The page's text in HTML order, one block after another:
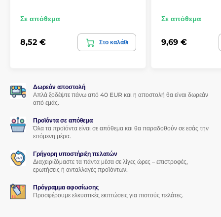
Σε απόθεμα
8,52 € Στο καλάθι
Σε απόθεμα
9,69 €
Δωρεάν αποστολή
Απλά ξοδέψτε πάνω από 40 EUR και η αποστολή θα είναι δωρεάν
από εμάς.
Προϊόντα σε απόθεμα
Όλα τα προϊόντα είναι σε απόθεμα και θα παραδοθούν σε εσάς την
επόμενη μέρα.
Γρήγορη υποστήριξη πελατών
Διαχειριζόμαστε τα πάντα μέσα σε λίγες ώρες – επιστροφές,
ερωτήσεις ή ανταλλαγές προϊόντων.
Πρόγραμμα αφοσίωσης
Προσφέρουμε ελκυστικές εκπτώσεις για πιστούς πελάτες.